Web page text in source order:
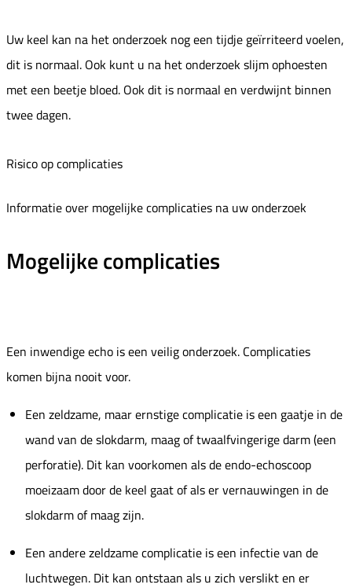
Uw keel kan na het onderzoek nog een tijdje geïrriteerd voelen,
dit is normaal. Ook kunt u na het onderzoek slijm ophoesten
met een beetje bloed. Ook dit is normaal en verdwijnt binnen
twee dagen.
Risico op complicaties
Informatie over mogelijke complicaties na uw onderzoek
Mogelijke complicaties
Een inwendige echo is een veilig onderzoek. Complicaties
komen bijna nooit voor.
Een zeldzame, maar ernstige complicatie is een gaatje in de
wand van de slokdarm, maag of twaalfvingerige darm (een
perforatie). Dit kan voorkomen als de endo-echoscoop
moeizaam door de keel gaat of als er vernauwingen in de
slokdarm of maag zijn.
Een andere zeldzame complicatie is een infectie van de
luchtwegen. Dit kan ontstaan als u zich verslikt en er